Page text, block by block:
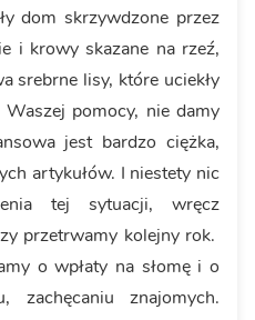
dom skrzywdzone przez
i krowy skazane na rzeź,
srebrne lisy, które uciekły
pomocy, nie damy
jest bardzo ciężka,
artykułów. I niestety nic
tej sytuacji, wręcz
przetrwamy kolejny rok.
o wpłaty na słomę i o
zachęcaniu znajomych.